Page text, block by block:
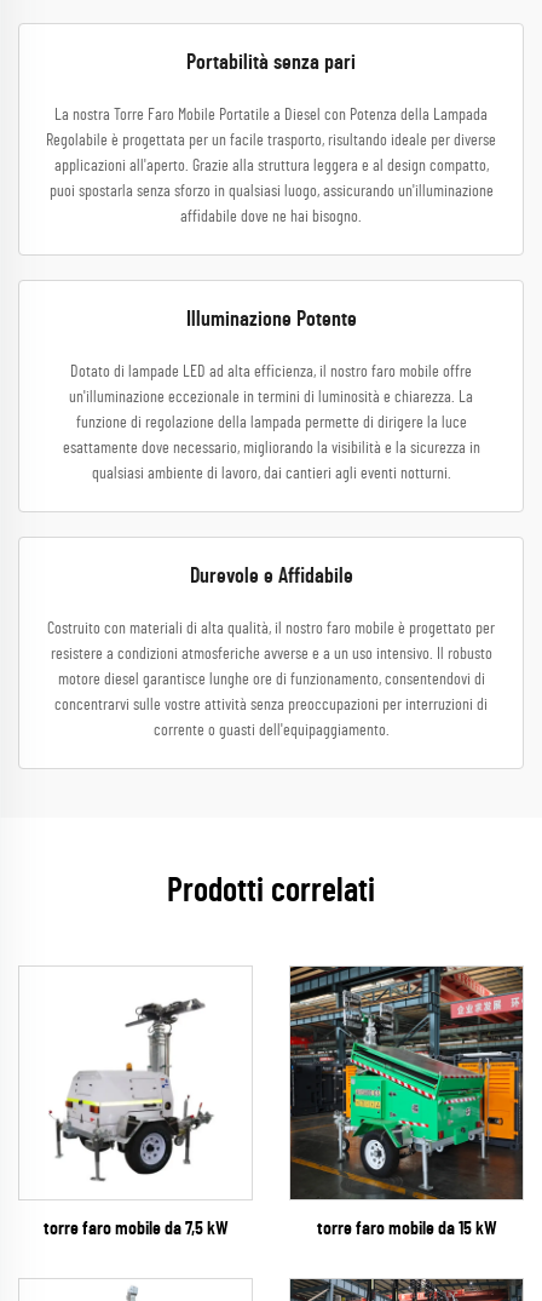
Portabilità senza pari
La nostra Torre Faro Mobile Portatile a Diesel con Potenza della Lampada
Regolabile è progettata per un facile trasporto, risultando ideale per diverse
applicazioni all'aperto. Grazie alla struttura leggera e al design compatto,
puoi spostarla senza sforzo in qualsiasi luogo, assicurando un'illuminazione
affidabile dove ne hai bisogno.
Illuminazione Potente
Dotato di lampade LED ad alta efficienza, il nostro faro mobile offre
un'illuminazione eccezionale in termini di luminosità e chiarezza. La
funzione di regolazione della lampada permette di dirigere la luce
esattamente dove necessario, migliorando la visibilità e la sicurezza in
qualsiasi ambiente di lavoro, dai cantieri agli eventi notturni.
Durevole e Affidabile
Costruito con materiali di alta qualità, il nostro faro mobile è progettato per
resistere a condizioni atmosferiche avverse e a un uso intensivo. Il robusto
motore diesel garantisce lunghe ore di funzionamento, consentendovi di
concentrarvi sulle vostre attività senza preoccupazioni per interruzioni di
corrente o guasti dell'equipaggiamento.
Prodotti correlati
torre faro mobile da 7,5 kW torre faro mobile da 15 kW